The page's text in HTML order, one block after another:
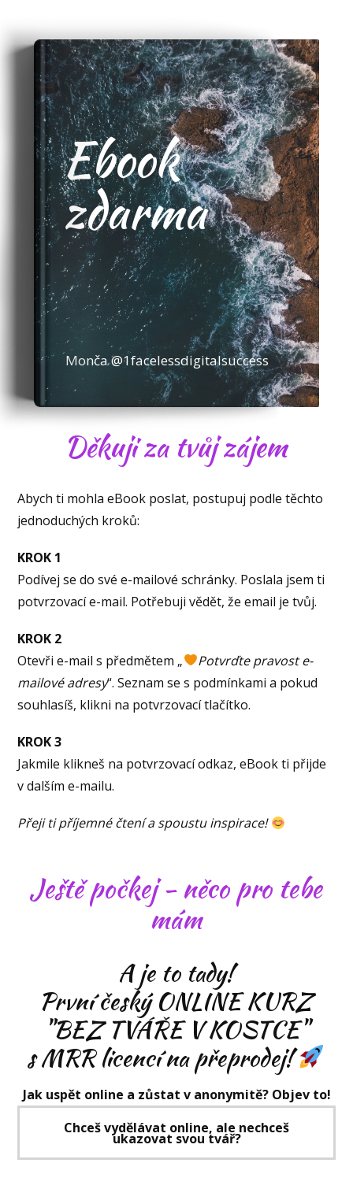
Ebook
zdarma
Monča @1facelessdigitalsuccess
Děkuji za tvůj zájem
Abych ti mohla eBook poslat, postupuj podle těchto
jednoduchých kroků:
KROK 1
Podívej se do své e-mailové schránky. Poslala jsem ti
potvrzovací e-mail. Potřebuji vědět, že email je tvůj.
KROK 2
Otevři e-mail s předmětem „
Potvrďte pravost e-
mailové adresy“. Seznam se s podmínkami a pokud
souhlasíš, klikni na potvrzovací tlačítko.
KROK 3
Jakmile klikneš na potvrzovací odkaz, eBook ti přijde
v dalším e-mailu.
Přeji ti příjemné čtení a spoustu inspirace!
Ještě počkej - něco pro tebe
mám
A je to tady!
První český ONLINE KURZ
"BEZ TVÁŘE V KOSTCE"
s MRR licencí na přeprodej!
Jak uspět online a zůstat v anonymitě? Objev to!
Chceš vydělávat online, ale nechceš
ukazovat svou tvář?